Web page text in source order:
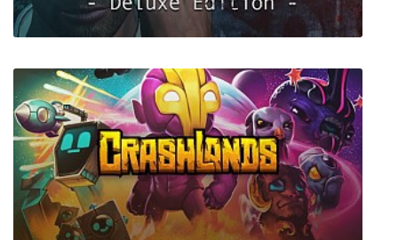
D4: Dark Dreams Don't Die Season One